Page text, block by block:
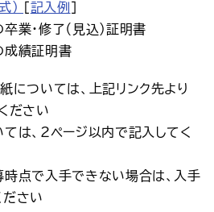
）
記入例
業・修了（見込）証明書
成績証明書
については、上記リンク先より
ださい
は、2ページ以内で記入してく
点で入手できない場合は、入手
ださい